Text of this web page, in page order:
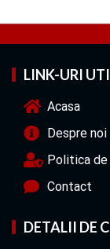
LINK-URI
Acasa
Despre noi
Politica
Contact
DETALII DE